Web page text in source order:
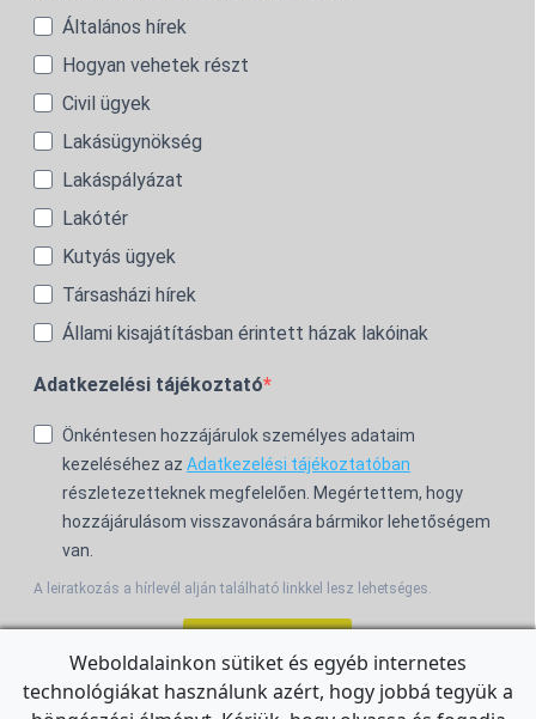
Általános hírek
Hogyan vehetek részt
Civil ügyek
Lakásügynökség
Lakáspályázat
Lakótér
Kutyás ügyek
Társasházi hírek
Állami kisajátításban érintett házak lakóinak
Adatkezelési tájékoztató
Önkéntesen hozzájárulok személyes adataim
kezeléséhez az Adatkezelési tájékoztatóban
részletezetteknek megfelelően. Megértettem, hogy
hozzájárulásom visszavonására bármikor lehetőségem
van.
A leiratkozás a hírlevél alján található linkkel lesz lehetséges.
For the English Newsletter, clickHERE.
Weboldalainkon sütiket és egyéb internetes
technológiákat használunk azért, hogy jobbá tegyük a